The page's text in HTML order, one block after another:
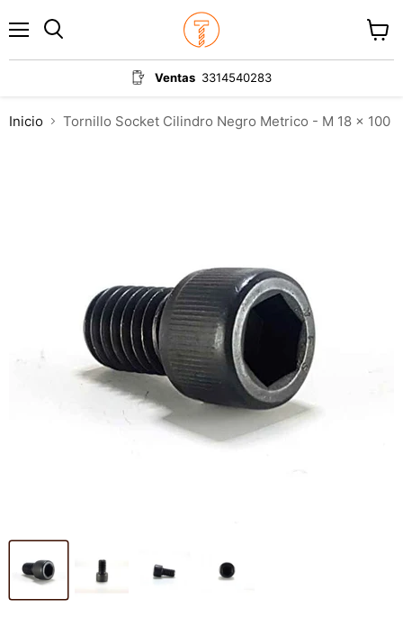
Ventas 3314540283
carrito
Inicio Tornillo Socket Cilindro Negro Metrico - M 18 x 100